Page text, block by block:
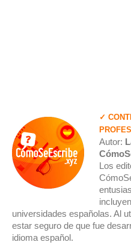
✓
Autor:
Los
universidades españolas. Al
estar seguro de que fue
idioma español.